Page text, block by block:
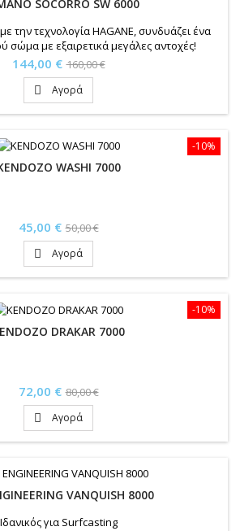
SOCORRO SW 6000
την τεχνολογία HAGANE, συνδυάζει ένα
σώμα με εξαιρετικά μεγάλες αντοχές!
Τιμή
144,00 € Κανονική
τιμή
160,00 €
 Αγορά
-10%
WASHI 7000
Τιμή
45,00 € Κανονική
τιμή
50,00 €
 Αγορά
-10%
DRAKAR 7000
Τιμή
72,00 € Κανονική
τιμή
80,00 €
 Αγορά
VANQUISH 8000
Ιδανικός για Surfcasting